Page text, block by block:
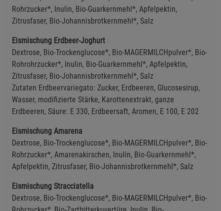
Rohrzucker*, Inulin, Bio-Guarkernmehl*, Apfelpektin,
Zitrusfaser, Bio-Johannisbrotkernmehl*, Salz
Eismischung Erdbeer-Joghurt
Dextrose, Bio-Trockenglucose*, Bio-MAGERMILCHpulver*, Bio-
Rohrohrzucker*, Inulin, Bio-Guarkernmehl*, Apfelpektin,
Zitrusfaser, Bio-Johannisbrotkernmehl*, Salz
Zutaten Erdbeervariegato: Zucker, Erdbeeren, Glucosesirup,
Wasser, modifizierte Stärke, Karottenextrakt, ganze
Erdbeeren, Säure: E 330, Erdbeersaft, Aromen, E 100, E 202
Eismischung Amarena
Dextrose, Bio-Trockenglucose*, Bio-MAGERMILCHpulver*, Bio-
Rohrzucker*, Amarenakirschen, Inulin, Bio-Guarkernmehl*,
Apfelpektin, Zitrusfaser, Bio-Johannisbrotkernmehl*, Salz
Eismischung Stracciatella
Dextrose, Bio-Trockenglucose*, Bio-MAGERMILCHpulver*, Bio-
Cookie-Informationenanzeigen
Statistik Cookies (2)
Beschreibung Statistik Cookies
Cookie-Informationenanzeigen
Marketing Cookies (3)
Beschreibung Marketing Cookies
Datenschutzerklärung Impressum